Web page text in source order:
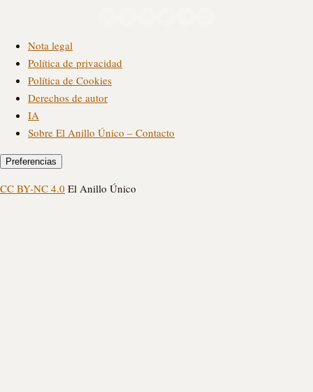
Nota legal
Política de privacidad
Política de Cookies
Derechos de autor
IA
Sobre El Anillo Único – Contacto
Preferencias
CC BY-NC 4.0 El Anillo Único